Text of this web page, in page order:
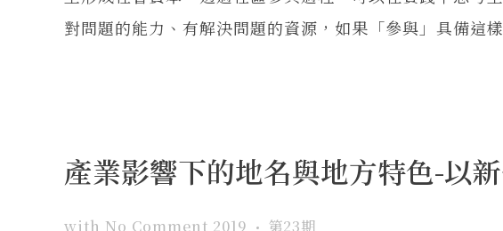
對問題的能力、有解決問題的資源，如果「參與」具備這
產業影響下的地名與地方特色-以
with No Comment 2019 第23期